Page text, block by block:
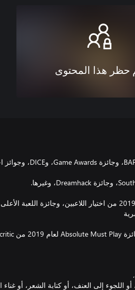
حظر هذا المحتوى
أو اللجوء إلى العنف، أو كتابة الشعر، أو